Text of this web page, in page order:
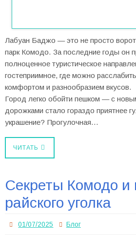
Лабуан Баджо — это не просто
парк Комодо. За последние годы он
полноценное туристическое
гостеприимное, где можно
комфортом и разнообразием вкусов.
Город легко обойти пешком — с
дорожками стало гораздо приятнее
украшение? Прогулочная…
ЧИТАТЬ
Секреты Комодо и
райского уголка
01/07/2025 Блог